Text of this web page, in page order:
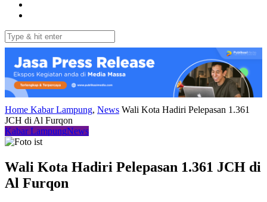
Home Kabar Lampung, News Wali Kota Hadiri Pelepasan 1.361
JCH di Al Furqon
Kabar LampungNews
Wali Kota Hadiri Pelepasan 1.361 JCH di
Al Furqon